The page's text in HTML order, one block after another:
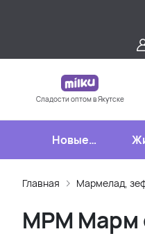
Сладости оптом в Якутске
Новые
поступления
Главная Мармелад,
МРМ Марм